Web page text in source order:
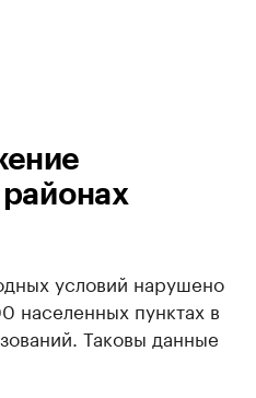
условий нарушено
населенных пунктах в
Таковы данные